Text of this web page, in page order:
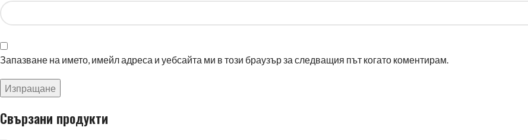
Запазване на името, имейл адреса и уебсайта ми в този браузър за следващия път когато коментирам.
Свързани продукти